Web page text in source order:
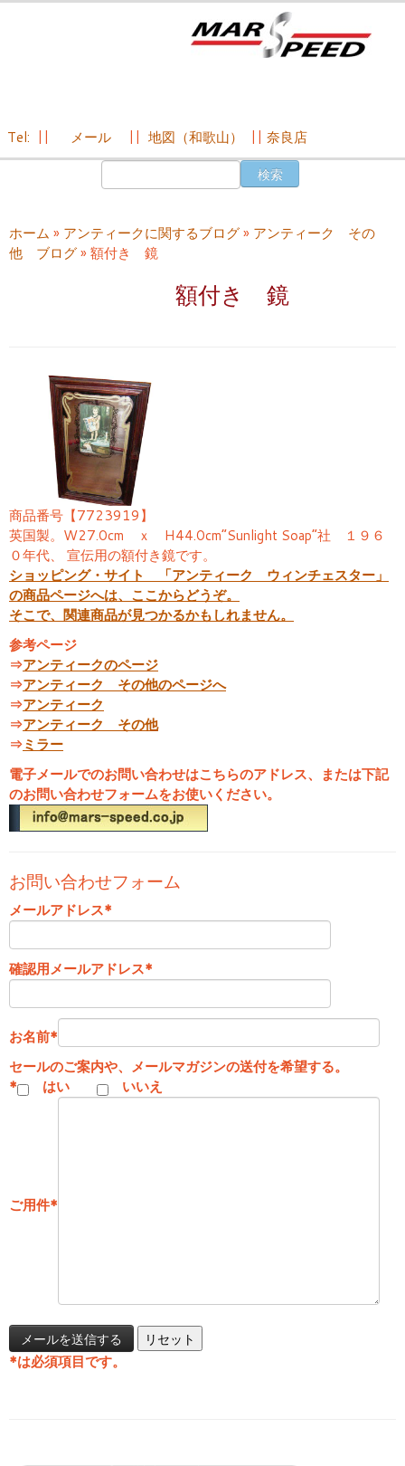
ン
ツ
Tel: メール 地図（和歌山） 奈良店
ホーム » アンティークに関するブログ» アンティーク その
他 ブログ» 額付き 鏡
額付き 鏡
商品番号【7723919】
英国製。W27.0cm ｘ H44.0cm”Sunlight Soap”社 １９６
０年代、 宣伝用の額付き鏡です。
ショッピング・サイト 「アンティーク ウィンチェスター」
の商品ページへは、ここからどうぞ。
そこで、関連商品が見つかるかもしれません。
参考ページ
⇒アンティークのページ
⇒アンティーク その他のページへ
⇒アンティーク
⇒アンティーク その他
⇒ミラー
電子メールでのお問い合わせはこちらのアドレス、または下記
のお問い合わせフォームをお使いください。
お問い合わせフォーム
メールアドレス*
確認用メールアドレス*
お名前*
セールのご案内や、メールマガジンの送付を希望する。
*
はい いいえ
ご用件*
*は必須項目です。